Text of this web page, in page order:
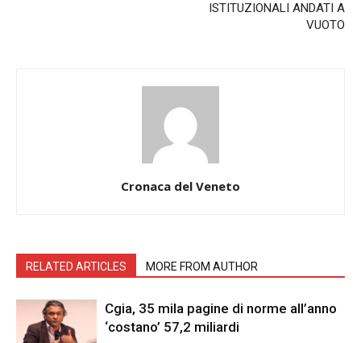
ISTITUZIONALI ANDATI A
VUOTO
Cronaca del Veneto
RELATED ARTICLES MORE FROM AUTHOR
Cgia, 35 mila pagine di norme all’anno
‘costano’ 57,2 miliardi